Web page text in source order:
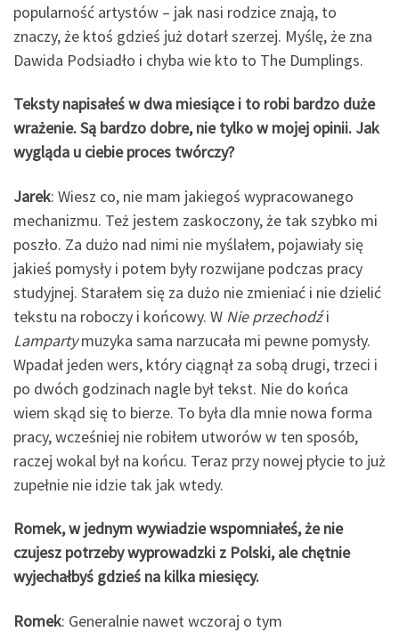
popularność artystów – jak nasi rodzice znają, to
znaczy, że ktoś gdzieś już dotarł szerzej. Myślę, że zna
Dawida Podsiadło i chyba wie kto to The Dumplings.
Teksty napisałeś w dwa miesiące i to robi bardzo duże
wrażenie. Są bardzo dobre, nie tylko w mojej opinii. Jak
wygląda u ciebie proces twórczy?
Jarek: Wiesz co, nie mam jakiegoś wypracowanego
mechanizmu. Też jestem zaskoczony, że tak szybko mi
poszło. Za dużo nad nimi nie myślałem, pojawiały się
jakieś pomysły i potem były rozwijane podczas pracy
studyjnej. Starałem się za dużo nie zmieniać i nie dzielić
tekstu na roboczy i końcowy. W Nie przechodźi
Lampartymuzyka sama narzucała mi pewne pomysły.
Wpadał jeden wers, który ciągnął za sobą drugi, trzeci i
po dwóch godzinach nagle był tekst. Nie do końca
wiem skąd się to bierze. To była dla mnie nowa forma
pracy, wcześniej nie robiłem utworów w ten sposób,
raczej wokal był na końcu. Teraz przy nowej płycie to już
zupełnie nie idzie tak jak wtedy.
Romek, w jednym wywiadzie wspomniałeś, że nie
czujesz potrzeby wyprowadzki z Polski, ale chętnie
wyjechałbyś gdzieś na kilka miesięcy.
Romek: Generalnie nawet wczoraj o tym